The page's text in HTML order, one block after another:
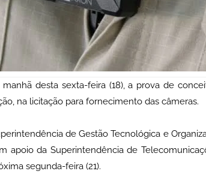
desta sexta-feira (18), a prova de
na licitação para fornecimento das câmeras.
de Gestão Tecnológica e
apoio da Superintendência de
segunda-feira (21).